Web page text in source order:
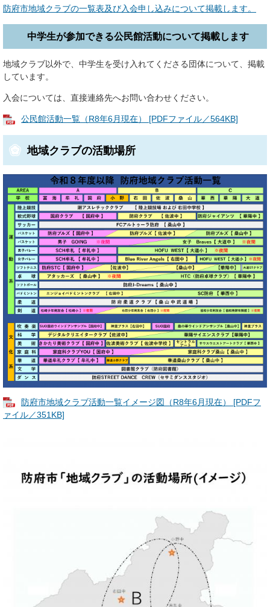
防府市地域クラブの一覧表及び入会申し込みについて掲載します。
中学生が参加できる公民館活動について掲載します
地域クラブ以外で、中学生を受け入れてくださる団体について、掲載
しています。
入会については、直接連絡先へお問い合わせください。
公民館活動一覧（R8年6月現在） [PDFファイル／564KB]
地域クラブの活動場所
防府市地域クラブ活動一覧イメージ図（R8年6月現在） [PDFフ
ァイル／351KB]